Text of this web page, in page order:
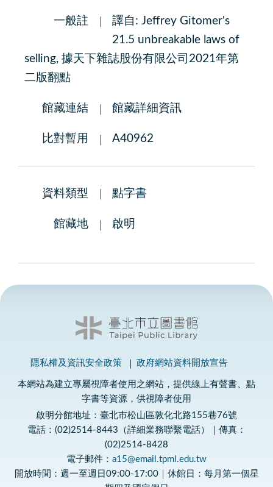
一般註
譯自: Jeffrey Gitomer's
21.5 unbreakable laws of
selling, 據天下雜誌股份有限公司2021年第
二版翻點
館藏連結 館藏詳細資訊
比對暫用 A40962
資料類型 點字書
館藏地 啟明
隱私權及資訊安全政策 政府網站資料開放宣告
本網站為建立專屬視障者使用之網站，提供線上有聲書、點
字書等資源，供視障者使用
啟明分館地址：臺北市松山區敦化北路155巷76號
電話：(02)2514-8443（詳細業務聯繫電話）｜傳真：
(02)2514-8428
電子郵件： a15@email.tpml.edu.tw
開放時間：週一至週日09:00-17:00｜休館日：每月第一個星